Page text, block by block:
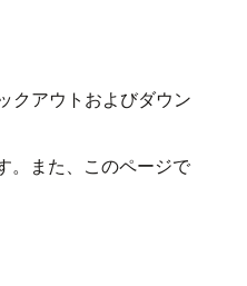
クアウトおよびダウン
。また、このページで